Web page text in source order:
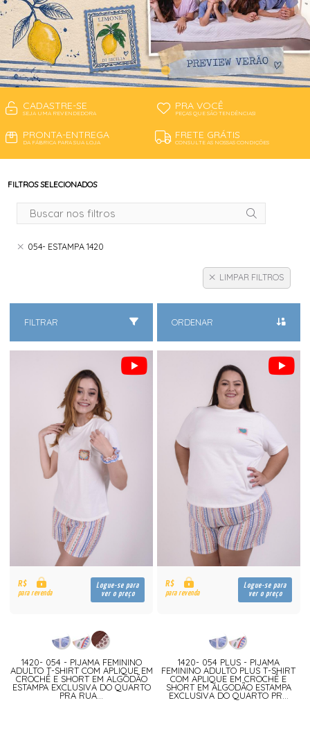
CADASTRE-SE
SEJA UMA REVENDEDORA
PRA VOCÊ
PEÇAS QUE SÃO TENDÊNCIAS!
PRONTA-ENTREGA
DA FÁBRICA PARA SUA LOJA
FRETE GRÁTIS
CONSULTE AS NOSSAS CONDIÇÕES
FILTROS SELECIONADOS
054- ESTAMPA 1420
LIMPAR FILTROS
FILTRAR ORDENAR
R$
para revenda
Logue-se para
ver o preço
1420- 054 - PIJAMA FEMININO
ADULTO T-SHIRT COM APLIQUE EM
CROCHÊ E SHORT EM ALGODÃO
ESTAMPA EXCLUSIVA DO QUARTO
PRA RUA...
R$
para revenda
Logue-se para
ver o preço
1420- 054 PLUS - PIJAMA
FEMININO ADULTO PLUS T-SHIRT
COM APLIQUE EM CROCHÊ E
SHORT EM ALGODÃO ESTAMPA
EXCLUSIVA DO QUARTO PR...